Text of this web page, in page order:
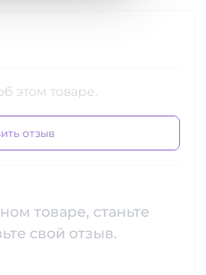
этом товаре.
отзыв
товаре, станьте
свой отзыв.